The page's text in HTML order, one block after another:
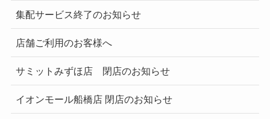
集配サービス終了のお知らせ
店舗ご利用のお客様へ
サミットみずほ店 閉店のお知らせ
イオンモール船橋店 閉店のお知らせ